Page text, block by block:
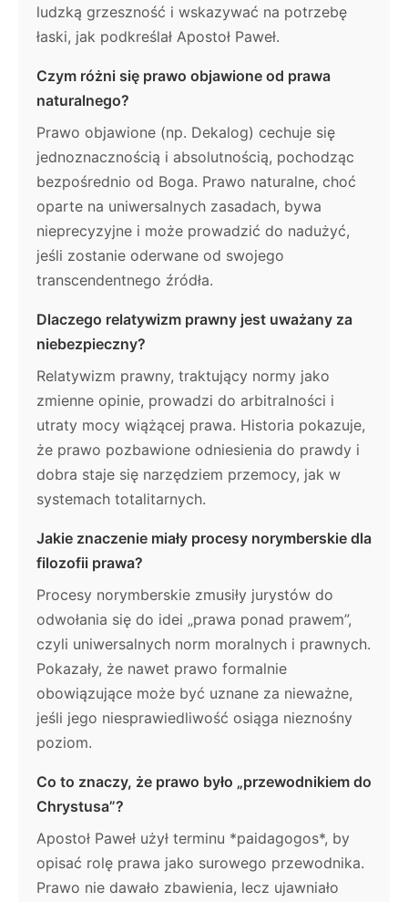
ludzką grzeszność i wskazywać na potrzebę
łaski, jak podkreślał Apostoł Paweł.
Czym różni się prawo objawione od prawa
naturalnego?
Prawo objawione (np. Dekalog) cechuje się
jednoznacznością i absolutnością, pochodząc
bezpośrednio od Boga. Prawo naturalne, choć
oparte na uniwersalnych zasadach, bywa
nieprecyzyjne i może prowadzić do nadużyć,
jeśli zostanie oderwane od swojego
transcendentnego źródła.
Dlaczego relatywizm prawny jest uważany za
niebezpieczny?
Relatywizm prawny, traktujący normy jako
zmienne opinie, prowadzi do arbitralności i
utraty mocy wiążącej prawa. Historia pokazuje,
że prawo pozbawione odniesienia do prawdy i
dobra staje się narzędziem przemocy, jak w
systemach totalitarnych.
Jakie znaczenie miały procesy norymberskie dla
filozofii prawa?
Procesy norymberskie zmusiły jurystów do
odwołania się do idei „prawa ponad prawem”,
czyli uniwersalnych norm moralnych i prawnych.
Pokazały, że nawet prawo formalnie
obowiązujące może być uznane za nieważne,
jeśli jego niesprawiedliwość osiąga nieznośny
poziom.
Co to znaczy, że prawo było „przewodnikiem do
Chrystusa”?
Apostoł Paweł użył terminu *paidagogos*, by
opisać rolę prawa jako surowego przewodnika.
Prawo nie dawało zbawienia, lecz ujawniało